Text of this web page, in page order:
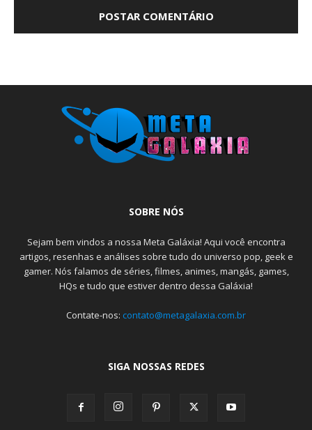
SOBRE NÓS
Sejam bem vindos a nossa Meta Galáxia! Aqui você encontra
artigos, resenhas e análises sobre tudo do universo pop, geek e
gamer. Nós falamos de séries, filmes, animes, mangás, games,
HQs e tudo que estiver dentro dessa Galáxia!
Contate-nos: contato@metagalaxia.com.br
SIGA NOSSAS REDES